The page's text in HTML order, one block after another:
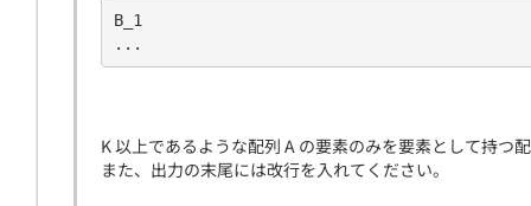
B_1
...
K 以上であるような配列 A の要素のみを要素として持つ
また、出力の末尾には改行を入れてください。